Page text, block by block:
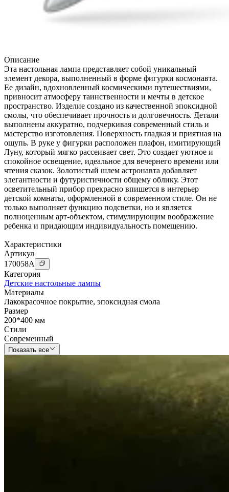
Описание
Эта настольная лампа представляет собой уникальный
элемент декора, выполненный в форме фигурки космонавта.
Ее дизайн, вдохновленный космическими путешествиями,
привносит атмосферу таинственности и мечты в детское
пространство. Изделие создано из качественной эпоксидной
смолы, что обеспечивает прочность и долговечность. Детали
выполнены аккуратно, подчеркивая современный стиль и
мастерство изготовления. Поверхность гладкая и приятная на
ощупь. В руке у фигурки расположен плафон, имитирующий
Луну, который мягко рассеивает свет. Это создает уютное и
спокойное освещение, идеальное для вечернего времени или
чтения сказок. Золотистый шлем астронавта добавляет
элегантности и футуристичности общему облику. Этот
осветительный прибор прекрасно впишется в интерьер
детской комнаты, оформленной в современном стиле. Он не
только выполняет функцию подсветки, но и является
полноценным арт-объектом, стимулирующим воображение
ребенка и придающим индивидуальность помещению.
Характеристики
Артикул
170058A
Категория
Детские настольные лампы
Материалы
Лакокрасочное покрытие, эпоксидная смола
Размер
200*400 мм
Стили
Современный
Показать все